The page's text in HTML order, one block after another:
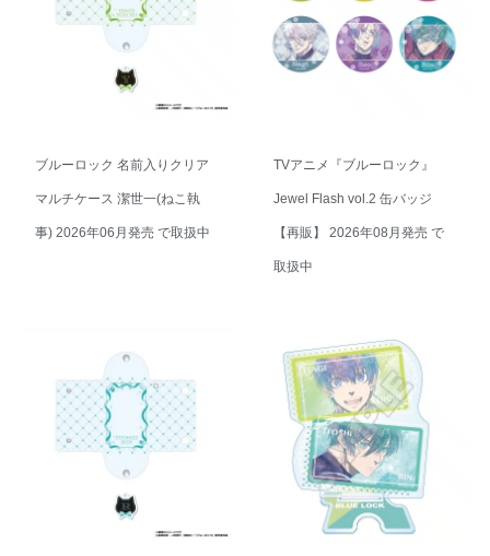
ブルーロック 名前入りクリア
マルチケース 潔世一(ねこ執
事) 2026年06月発売 で取扱中
TVアニメ『ブルーロック』
Jewel Flash vol.2 缶バッジ
【再販】 2026年08月発売 で
取扱中